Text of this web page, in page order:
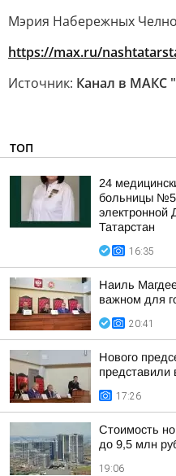
Мэрия Набережных
https://max.ru/
Источник: Канал в МАКС
ТОП
24
больницы №5
электронной
Татарстан
16:35
Наиль
важном для
20:41
Нового
представили
17:26
Стоимость
до 9,5 млн
19:06